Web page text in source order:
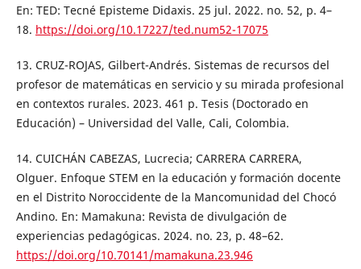
En: TED: Tecné Episteme Didaxis. 25 jul. 2022. no. 52, p. 4–
18. https://doi.org/10.17227/ted.num52-17075
13. CRUZ-ROJAS, Gilbert-Andrés. Sistemas de recursos del
profesor de matemáticas en servicio y su mirada profesional
en contextos rurales. 2023. 461 p. Tesis (Doctorado en
Educación) – Universidad del Valle, Cali, Colombia.
14. CUICHÁN CABEZAS, Lucrecia; CARRERA CARRERA,
Olguer. Enfoque STEM en la educación y formación docente
en el Distrito Noroccidente de la Mancomunidad del Chocó
Andino. En: Mamakuna: Revista de divulgación de
experiencias pedagógicas. 2024. no. 23, p. 48–62.
https://doi.org/10.70141/mamakuna.23.946